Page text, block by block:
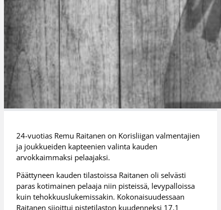
24-vuotias Remu Raitanen on Korisliigan valmentajien
ja joukkueiden kapteenien valinta kauden
arvokkaimmaksi pelaajaksi.
Päättyneen kauden tilastoissa Raitanen oli selvästi
paras kotimainen pelaaja niin pisteissä, levypalloissa
kuin tehokkuuslukemissakin. Kokonaisuudessaan
Raitanen sijoittui pistetilaston kuudenneksi 17,1